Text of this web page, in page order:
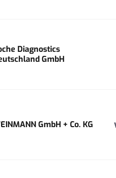
Diagnostics
GmbH
GmbH + Co. KG